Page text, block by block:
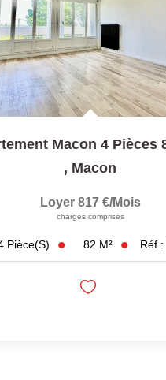
Macon 4 Pièces
, Macon
Loyer 817 €/mois
charges comprises
Pièce(s) 82 M² Réf :